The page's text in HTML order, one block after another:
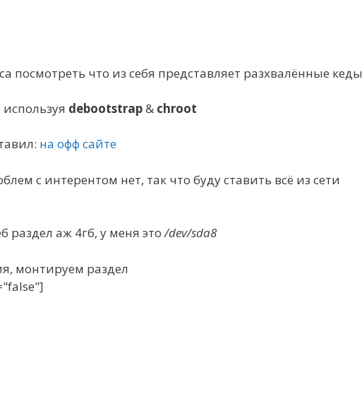
посмотреть что из себя представляет разхвалённые кеды
debootstrap& chroot
на офф сайте
с интерентом нет, так что буду ставить всё из сети
раздел аж 4гб, у меня это/dev/sda8
монтируем раздел